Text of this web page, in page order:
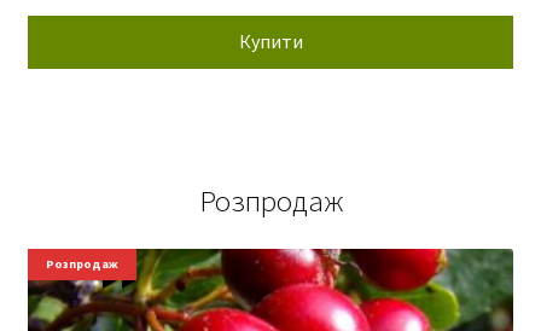
Купити
Розпродаж
Новинки
Розпродаж